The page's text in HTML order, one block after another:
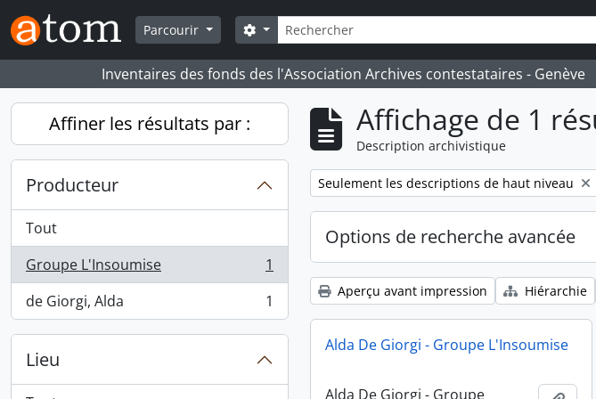
Skip to main content
Parcourir
Rechercher
Search options
Inventaires des fonds des l'Association Archives contestataires - Genève
Affiner les résultats par :
Producteur
Tout
Groupe L'Insoumise
, 1 résultats
1
de Giorgi, Alda
, 1 résultats 1
Lieu
Affichage de 1
Description archivistique
Remove filter:
Seulement les descriptions de haut niveau
Options de recherche avancée
Aperçu avant impression Hiérarchie
Alda De Giorgi - Groupe L'Insoumise
Alda De Giorgi - Groupe